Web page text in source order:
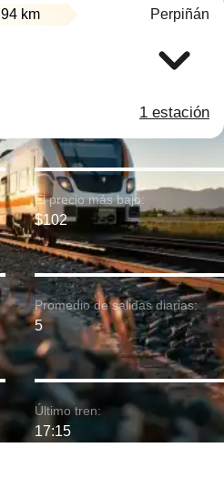
94 km Perpiñán
1 estación
El precio más bajo:
$102
Promedio de salidas diarias:
5
Último tren:
17:15